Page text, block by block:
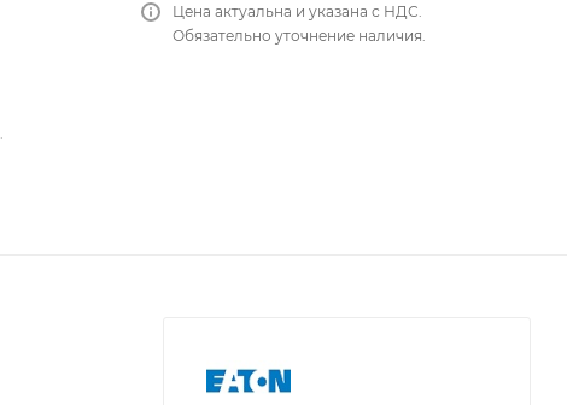
Цена актуальна и указана с НДС.
Обязательно уточнение наличия.